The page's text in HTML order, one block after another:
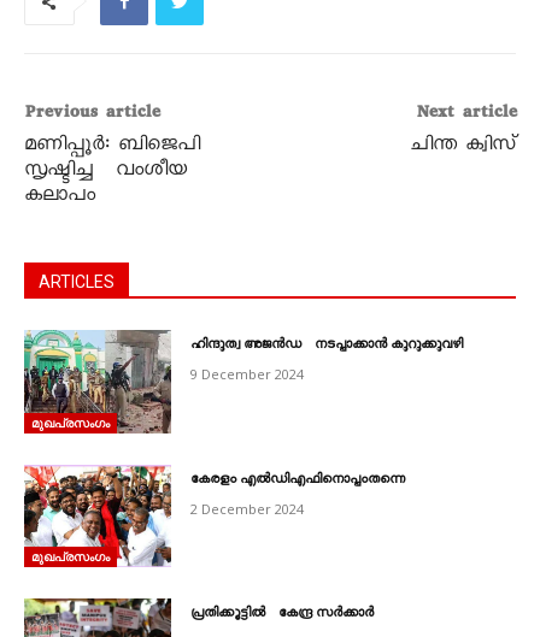
Previous article
മണിപ്പൂര്‍: ബിജെപി
സൃഷ്ടിച്ച വംശീയ
കലാപം
Next article
ചിന്ത ക്വിസ്
ARTICLES
മുഖപ്രസംഗം
ഹിന്ദുത്വ അജൻഡ നടപ്പാക്കാൻ കുറുക്കുവഴി
9 December 2024
മുഖപ്രസംഗം
കേരളം എൽഡിഎഫിനൊപ്പംതന്നെ
2 December 2024
പ്രതിക്കൂട്ടിൽ കേന്ദ്ര സർക്കാർ